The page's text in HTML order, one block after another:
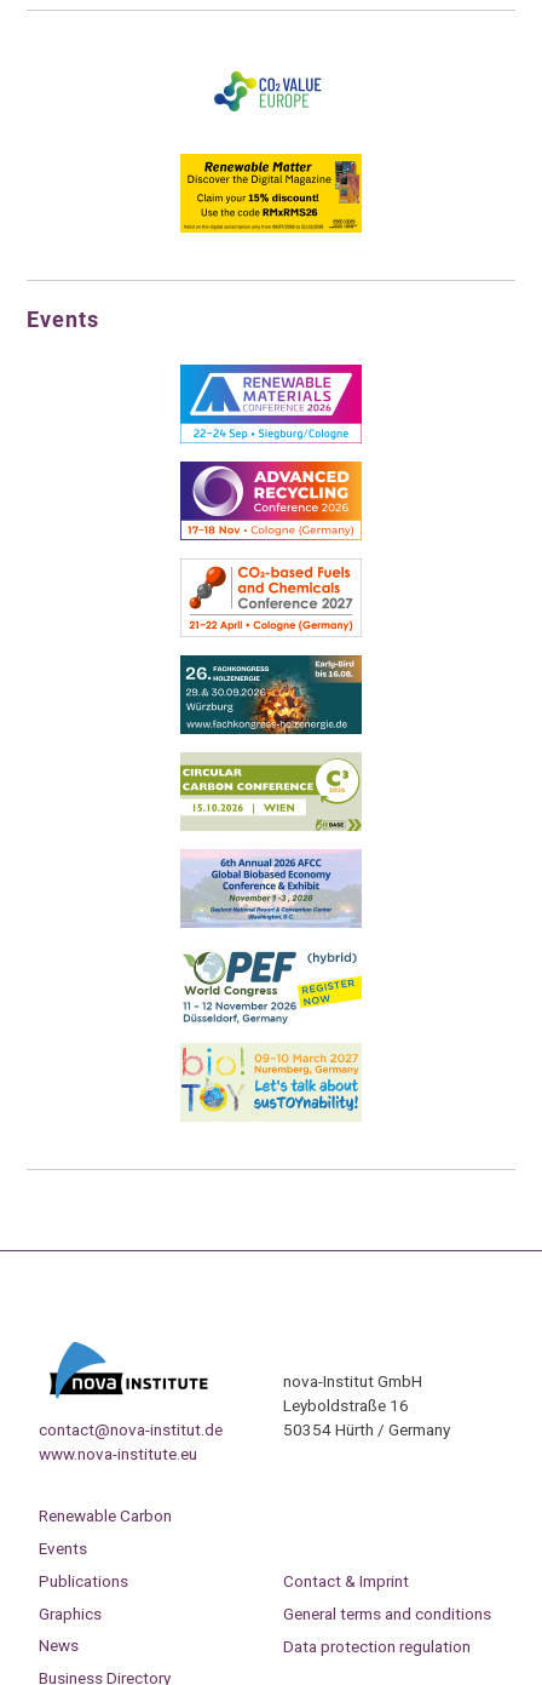
Events
contact@nova-institut.de
www.nova-institute.eu
nova-Institut GmbH
Leyboldstraße 16
50354 Hürth / Germany
Renewable Carbon
Events
Publications
Graphics
News
Business Directory
Contact & Imprint
General terms and conditions
Data protection regulation